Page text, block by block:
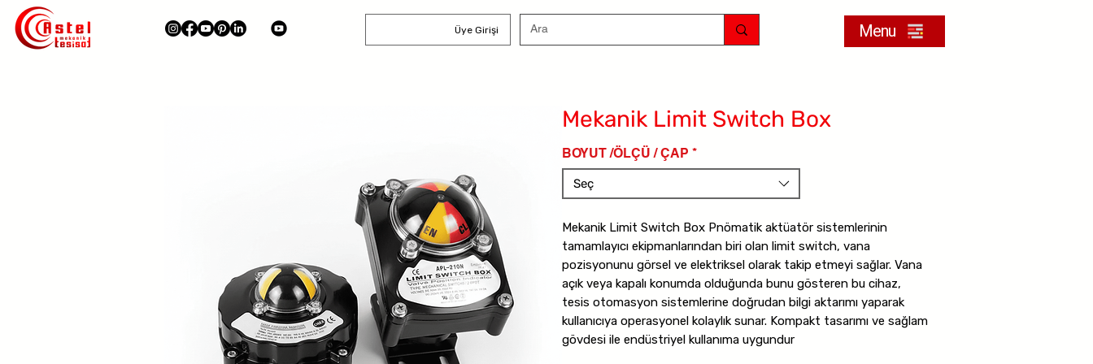
Üye Girişi Menu
Mekanik Limit Switch Box
BOYUT /ÖLÇÜ / ÇAP *
Seç
Mekanik Limit Switch Box Pnömatik aktüatör sistemlerinin
tamamlayıcı ekipmanlarından biri olan limit switch, vana
pozisyonunu görsel ve elektriksel olarak takip etmeyi sağlar. Vana
açık veya kapalı konumda olduğunda bunu gösteren bu cihaz,
tesis otomasyon sistemlerine doğrudan bilgi aktarımı yaparak
kullanıcıya operasyonel kolaylık sunar. Kompakt tasarımı ve sağlam
gövdesi ile endüstriyel kullanıma uygundur